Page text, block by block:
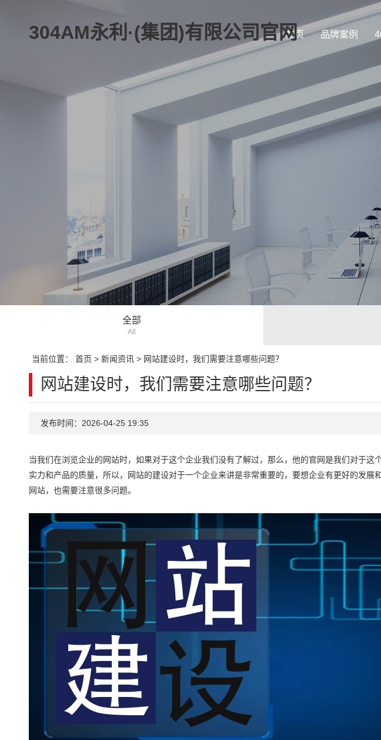
304AM永利·(集团)有限公司官网
首页 品牌案例
全部
All
当前位置： 首页 > 新闻资讯> 网站建设时，我们需要注意哪些问题？
网站建设时，我们需要注意哪些问题？
发布时间：2026-04-25 19:35
当我们在浏览企业的网站时，如果对于这个企业我们没有了解过，那么，他的官网是我们对于这
实力和产品的质量，所以，网站的建设对于一个企业来讲是非常重要的，要想企业有更好的发展
网站，也需要注意很多问题。